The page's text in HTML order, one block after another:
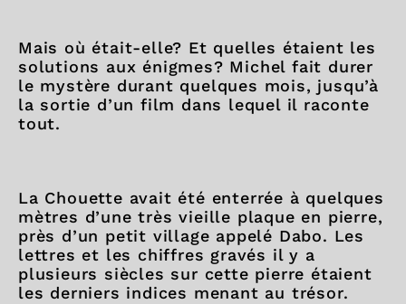
Mais où était-elle? Et quelles étaient les
solutions aux énigmes? Michel fait durer
le mystère durant quelques mois, jusqu’à
la sortie d’un film dans lequel il raconte
tout.
La Chouette avait été enterrée à quelques
mètres d’une très vieille plaque en pierre,
près d’un petit village appelé Dabo. Les
lettres et les chiffres gravés il y a
plusieurs siècles sur cette pierre étaient
les derniers indices menant au trésor.